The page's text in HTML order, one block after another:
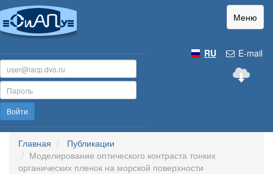
Меню
E-mail
RU
Войти
Главная
Публикации
Моделирование оптического контраста тонких
органических пленок на морской поверхности